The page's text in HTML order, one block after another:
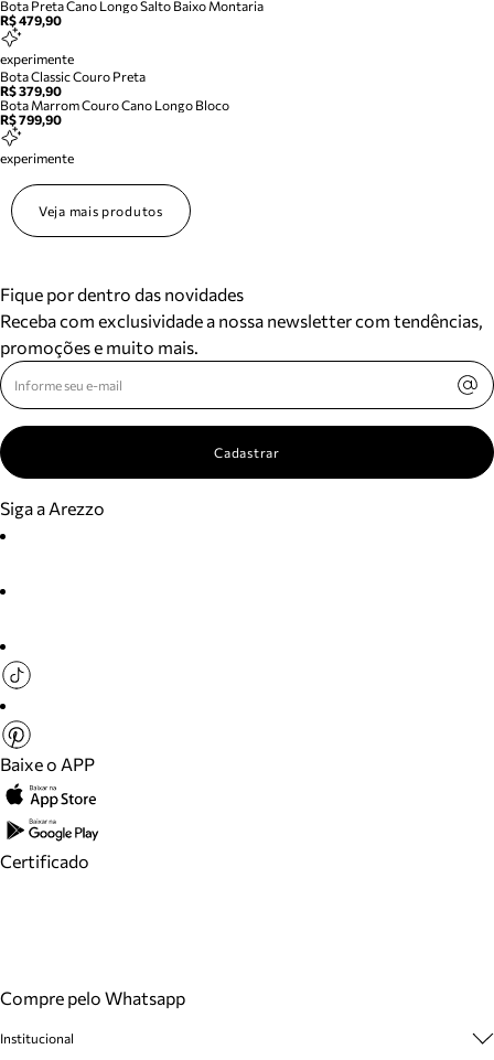
Bota Preta Cano Longo Salto Baixo Montaria
R$ 479,90
experimente
Bota Classic Couro Preta
R$ 379,90
Bota Marrom Couro Cano Longo Bloco
R$ 799,90
experimente
Veja mais produtos
Fique por dentro das novidades
Receba com exclusividade a nossa newsletter com tendências,
promoções e muito mais.
Cadastrar
Siga a Arezzo
Baixe o APP
Certificado
Compre pelo Whatsapp
Institucional